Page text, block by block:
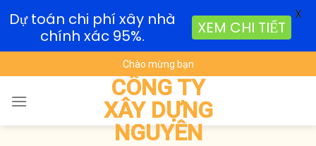
to
content
Chào mừng bạn
CÔNG TY
XÂY DỰNG
NGUYÊN
Dự toán chi phí xây nhà
chính xác 95%.
XEM CHI TIẾT
X